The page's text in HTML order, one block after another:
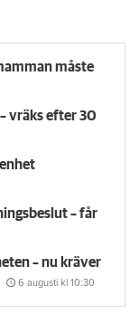
måste
vräks efter 30
– får
– nu kräver
6 augusti kl 10:30